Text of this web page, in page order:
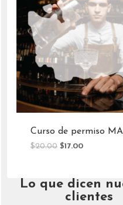
Curso de permisos
$20.00 El
era:
$20.00.
$16.00
es:
$16.00.
Lo que dicen
clientes